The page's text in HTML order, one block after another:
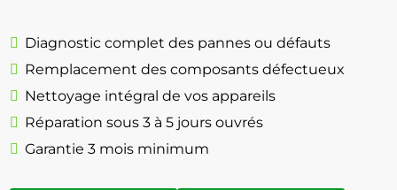
Diagnostic complet des pannes ou défauts
Remplacement des composants défectueux
Nettoyage intégral de vos appareils
Réparation sous 3 à 5 jours ouvrés
Garantie 3 mois minimum